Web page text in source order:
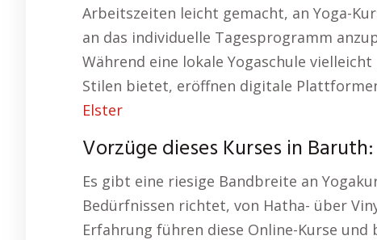
Arbeitszeiten leicht gemacht, an Yoga-
an das individuelle Tagesprogramm
Während eine lokale Yogaschule
Stilen bietet, eröffnen digitale
Elster
Vorzüge dieses Kurses in Baruth:
Es gibt eine riesige Bandbreite an
Bedürfnissen richtet, von Hatha- über
Erfahrung führen diese Online-Kurse